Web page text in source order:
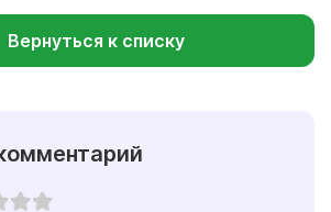
Вернуться к списку